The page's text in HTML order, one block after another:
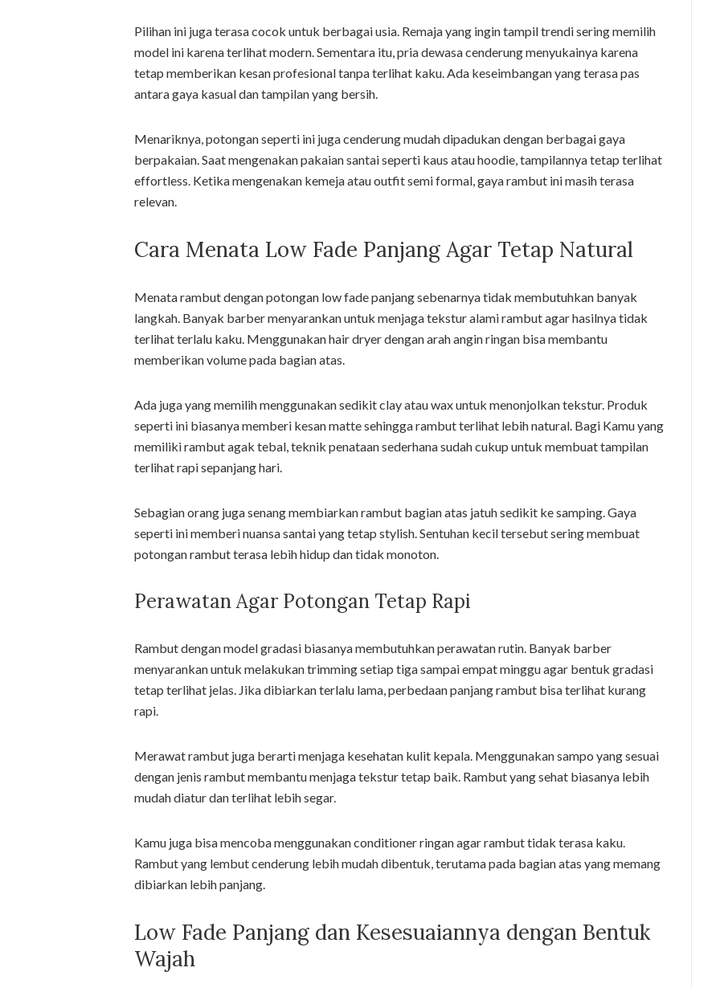
Pilihan ini juga terasa cocok untuk berbagai usia. Remaja yang ingin tampil trendi sering memilih
model ini karena terlihat modern. Sementara itu, pria dewasa cenderung menyukainya karena
tetap memberikan kesan profesional tanpa terlihat kaku. Ada keseimbangan yang terasa pas
antara gaya kasual dan tampilan yang bersih.
Menariknya, potongan seperti ini juga cenderung mudah dipadukan dengan berbagai gaya
berpakaian. Saat mengenakan pakaian santai seperti kaus atau hoodie, tampilannya tetap terlihat
effortless. Ketika mengenakan kemeja atau outfit semi formal, gaya rambut ini masih terasa
relevan.
Cara Menata Low Fade Panjang Agar Tetap Natural
Menata rambut dengan potongan low fade panjang sebenarnya tidak membutuhkan banyak
langkah. Banyak barber menyarankan untuk menjaga tekstur alami rambut agar hasilnya tidak
terlihat terlalu kaku. Menggunakan hair dryer dengan arah angin ringan bisa membantu
memberikan volume pada bagian atas.
Ada juga yang memilih menggunakan sedikit clay atau wax untuk menonjolkan tekstur. Produk
seperti ini biasanya memberi kesan matte sehingga rambut terlihat lebih natural. Bagi Kamu yang
memiliki rambut agak tebal, teknik penataan sederhana sudah cukup untuk membuat tampilan
terlihat rapi sepanjang hari.
Sebagian orang juga senang membiarkan rambut bagian atas jatuh sedikit ke samping. Gaya
seperti ini memberi nuansa santai yang tetap stylish. Sentuhan kecil tersebut sering membuat
potongan rambut terasa lebih hidup dan tidak monoton.
Perawatan Agar Potongan Tetap Rapi
Rambut dengan model gradasi biasanya membutuhkan perawatan rutin. Banyak barber
menyarankan untuk melakukan trimming setiap tiga sampai empat minggu agar bentuk gradasi
tetap terlihat jelas. Jika dibiarkan terlalu lama, perbedaan panjang rambut bisa terlihat kurang
rapi.
Merawat rambut juga berarti menjaga kesehatan kulit kepala. Menggunakan sampo yang sesuai
dengan jenis rambut membantu menjaga tekstur tetap baik. Rambut yang sehat biasanya lebih
mudah diatur dan terlihat lebih segar.
Kamu juga bisa mencoba menggunakan conditioner ringan agar rambut tidak terasa kaku.
Rambut yang lembut cenderung lebih mudah dibentuk, terutama pada bagian atas yang memang
dibiarkan lebih panjang.
Low Fade Panjang dan Kesesuaiannya dengan Bentuk
Wajah